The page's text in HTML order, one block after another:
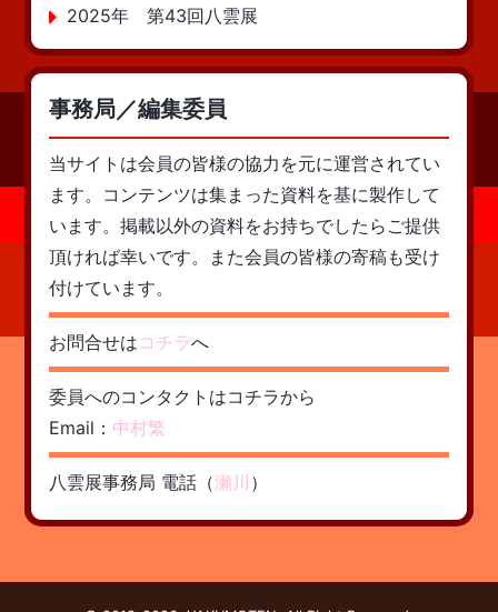
2025年 第43回八雲展
事務局／編集委員
当サイトは会員の皆様の協力を元に運営されてい
ます。コンテンツは集まった資料を基に製作して
います。掲載以外の資料をお持ちでしたらご提供
頂ければ幸いです。また会員の皆様の寄稿も受け
付けています。
お問合せはコチラへ
委員へのコンタクトはコチラから
Email： 中村繁
八雲展事務局 電話（瀬川 ）